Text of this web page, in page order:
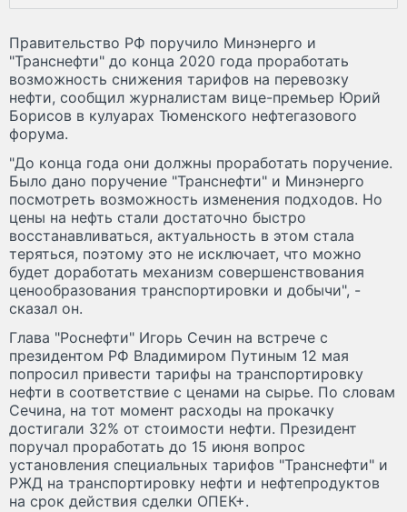
Правительство РФ поручило Минэнерго и
"Транснефти" до конца 2020 года проработать
возможность снижения тарифов на перевозку
нефти, сообщил журналистам вице-премьер Юрий
Борисов в кулуарах Тюменского нефтегазового
форума.
"До конца года они должны проработать поручение.
Было дано поручение "Транснефти" и Минэнерго
посмотреть возможность изменения подходов. Но
цены на нефть стали достаточно быстро
восстанавливаться, актуальность в этом стала
теряться, поэтому это не исключает, что можно
будет доработать механизм совершенствования
ценообразования транспортировки и добычи", -
сказал он.
Глава "Роснефти" Игорь Сечин на встрече с
президентом РФ Владимиром Путиным 12 мая
попросил привести тарифы на транспортировку
нефти в соответствие с ценами на сырье. По словам
Сечина, на тот момент расходы на прокачку
достигали 32% от стоимости нефти. Президент
поручал проработать до 15 июня вопрос
установления специальных тарифов "Транснефти" и
РЖД на транспортировку нефти и нефтепродуктов
на срок действия сделки ОПЕК+.